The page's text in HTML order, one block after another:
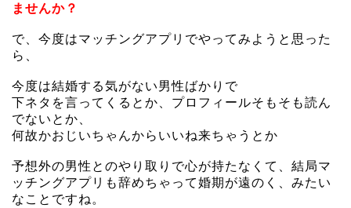
ませんか？
で、今度はマッチングアプリでやってみようと思った
ら、
今度は結婚する気がない男性ばかりで
下ネタを言ってくるとか、プロフィールそもそも読ん
でないとか、
何故かおじいちゃんからいいね来ちゃうとか
予想外の男性とのやり取りで心が持たなくて、結局マ
ッチングアプリも辞めちゃって婚期が遠のく、みたい
なことですね。